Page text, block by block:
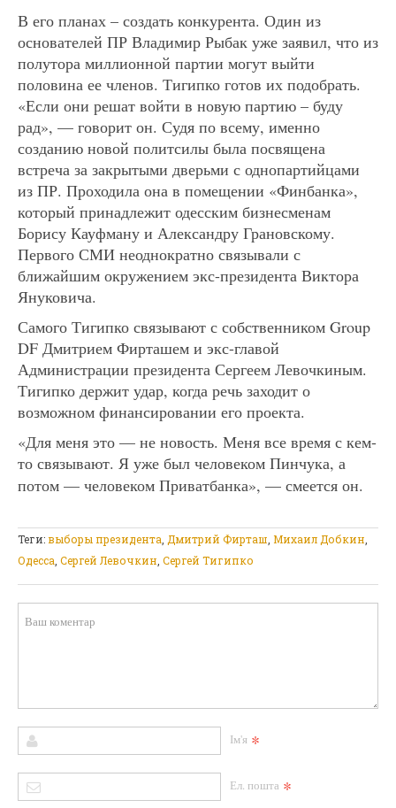
В его планах – создать конкурента. Один из
основателей ПР Владимир Рыбак уже заявил, что из
полутора миллионной партии могут выйти
половина ее членов. Тигипко готов их подобрать.
«Если они решат войти в новую партию – буду
рад», — говорит он. Судя по всему, именно
созданию новой политсилы была посвящена
встреча за закрытыми дверьми с однопартийцами
из ПР. Проходила она в помещении «Финбанка»,
который принадлежит одесским бизнесменам
Борису Кауфману и Александру Грановскому.
Первого СМИ неоднократно связывали с
ближайшим окружением экс-президента Виктора
Януковича.
Самого Тигипко связывают с собственником Group
DF Дмитрием Фирташем и экс-главой
Администрации президента Сергеем Левочкиным.
Тигипко держит удар, когда речь заходит о
возможном финансировании его проекта.
«Для меня это — не новость. Меня все время с кем-
то связывают. Я уже был человеком Пинчука, а
потом — человеком Приватбанка», — смеется он.
Теги:выборы президента Дмитрий Фирташ Михаил Добкин
Одесса Сергей Левочкин Сергей Тигипко
Ім'я *
Ел. пошта *